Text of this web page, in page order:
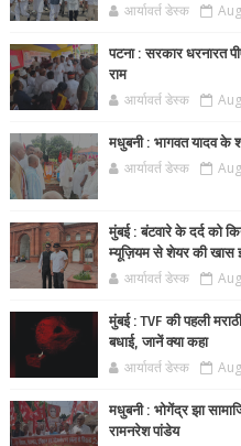
आर्यावर्त डेस्क
पटना : सरकार धरनारत
राम
आर्यावर्त डेस्क
मधुबनी : भागवत यादव के
आर्यावर्त डेस्क
मुंबई : बंटवारे के दर्द को
म्यूज़ियम से शेयर की
आर्यावर्त डेस्क
मुंबई : TVF की पहली
बधाई, जानें क्या कहा
आर्यावर्त डेस्क
मधुबनी : भोगेंद्र झा
रामनरेश पांडेय